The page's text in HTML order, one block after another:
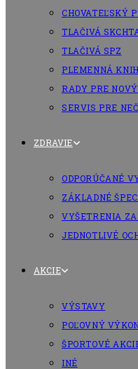
CHOVATEĽSKÝ
TLAČIVÁ
TLAČIVÁ SPZ
PLEMENNÁ
RADY PRE
SERVIS PRE
ZDRAVIE
ODPORÚČANÉ
ZÁKLADNÉ
VYŠETRENIA
JEDNOTLIVÉ
AKCIE
VÝSTAVY
POĽOVNÝ
ŠPORTOVÉ
INÉ